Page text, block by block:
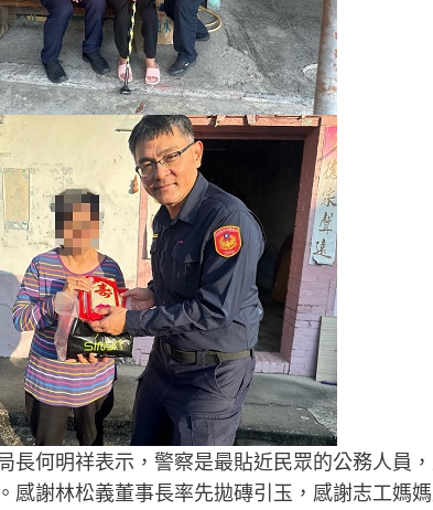
長何明祥表示，警察是最貼近民眾的公務人員
感謝林松義董事長率先拋磚引玉，感謝志工媽